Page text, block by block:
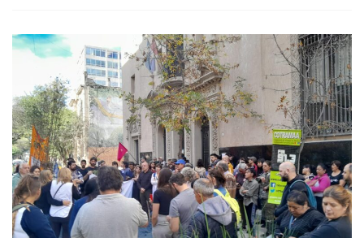
símbolo
de
la
política
latinoamericana